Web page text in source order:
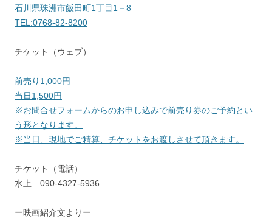
石川県珠洲市飯田町1丁目1－8
TEL:0768-82-8200
チケット（ウェブ）
前売り1,000円
当日1,500円
※お問合せフォームからのお申し込みで前売り券のご予約とい
う形となります。
※当日、現地でご精算、チケットをお渡しさせて頂きます。
チケット（電話）
水上 090-4327-5936
ー映画紹介文よりー